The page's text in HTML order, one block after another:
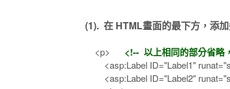
(1). 在 HTML畫面的最下方，添
<p> <!-- 以上相同的部分省略
<asp:Label ID="Label1"
<asp:Label ID="Label2"